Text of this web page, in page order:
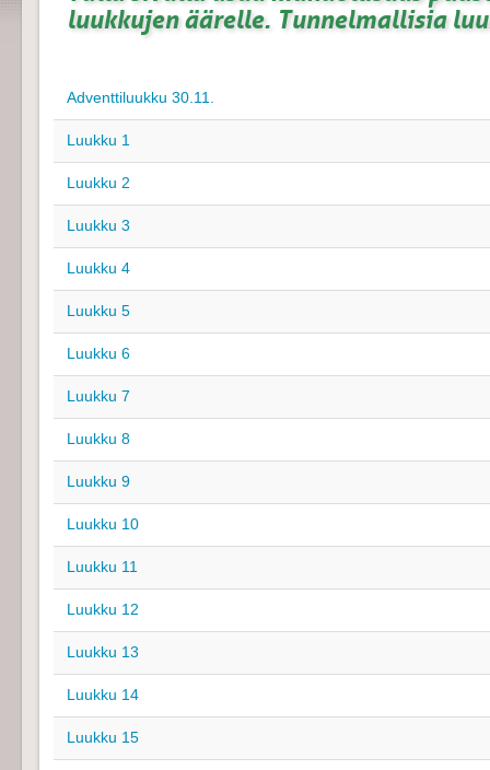
luukkujen äärelle. Tunnelmallisia
Adventtiluukku 30.11.
Luukku 1
Luukku 2
Luukku 3
Luukku 4
Luukku 5
Luukku 6
Luukku 7
Luukku 8
Luukku 9
Luukku 10
Luukku 11
Luukku 12
Luukku 13
Luukku 14
Luukku 15